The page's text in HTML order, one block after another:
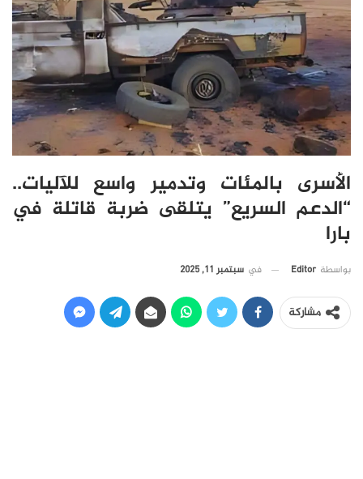
الأسرى بالمئات وتدمير واسع للآليات..
“الدعم السريع” يتلقى ضربة قاتلة في
بارا
بواسطة Editor في سبتمبر 11, 2025
مشاركة